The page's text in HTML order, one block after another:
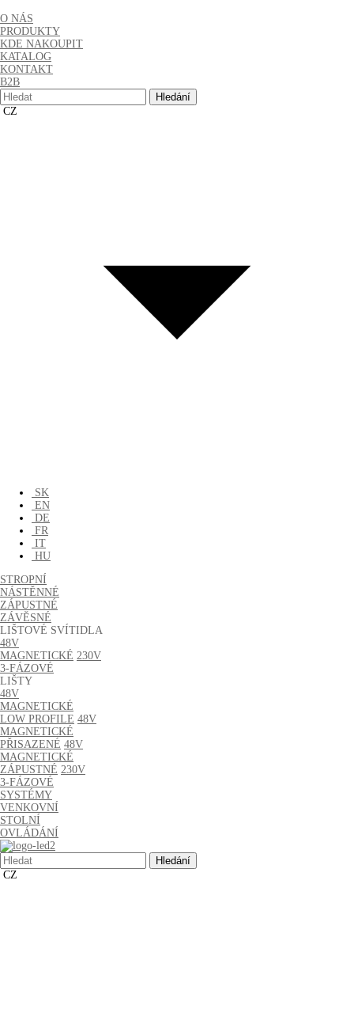
O NÁS
PRODUKTY
KDE NAKOUPIT
KATALOG
KONTAKT
B2B
Hledat:
CZ
SK
EN
DE
FR
IT
HU
STROPNÍ
NÁSTĚNNÉ
ZÁPUSTNÉ
ZÁVĚSNÉ
LIŠTOVÉ SVÍTIDLA
48V
MAGNETICKÉ 230V
3-FÁZOVÉ
LIŠTY
48V
MAGNETICKÉ
LOW PROFILE 48V
MAGNETICKÉ
PŘISAZENÉ 48V
MAGNETICKÉ
ZÁPUSTNÉ 230V
3-FÁZOVÉ
SYSTÉMY
VENKOVNÍ
STOLNÍ
OVLÁDÁNÍ
Hledat:
CZ